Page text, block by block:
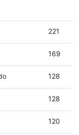
221
169
128
128
120